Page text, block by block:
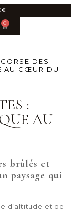
0
DES
AU CŒUR DU
:
AU
brûlés et
paysage qui
d’altitude et de